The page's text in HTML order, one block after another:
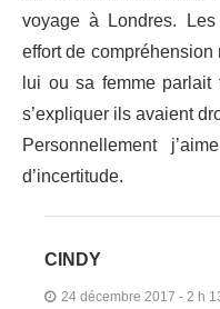
voyage à Londres.
effort de
lui ou sa femme
s’expliquer ils avaient
Personnellement
d’incertitude.
CINDY
24 décembre 2017 - 2 h